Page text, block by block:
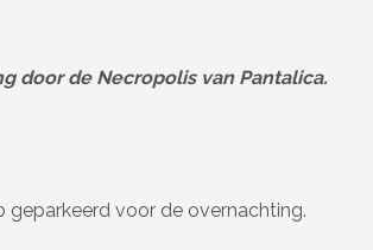
door de Necropolis van Pantalica.
geparkeerd voor de overnachting.